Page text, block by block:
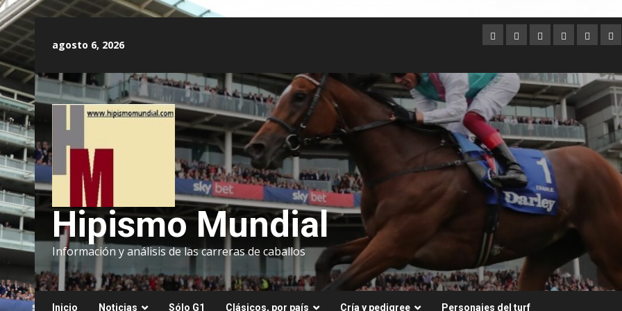
contenido
agosto 6, 2026
Argentina
AustraliaBrasilChileDubai
Hipismo Mundial
Información y análisis de las carreras de caballos
Inicio Noticias Sólo G1 Clásicos, por país Cría y pedigree Personajes del turf